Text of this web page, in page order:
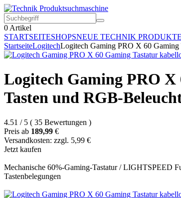
0 Artikel
STARTSEITESHOPSNEUE TECHNIK PRODUKTE
StartseiteLogitechLogitech Gaming PRO X 60 Gaming
Logitech Gaming PRO
Tasten und RGB-
4.51 / 5 ( 35 Bewertungen )
Preis ab 189,99 €
Versandkosten: zzgl. 5,99 €
Jetzt kaufen
Mechanische 60%-Gaming-Tastatur / LIGHTSPEED
Tastenbelegungen